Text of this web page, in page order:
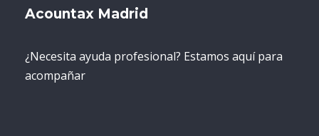
Acountax Madrid
¿Necesita ayuda profesional? Estamos aquí para
acompañar